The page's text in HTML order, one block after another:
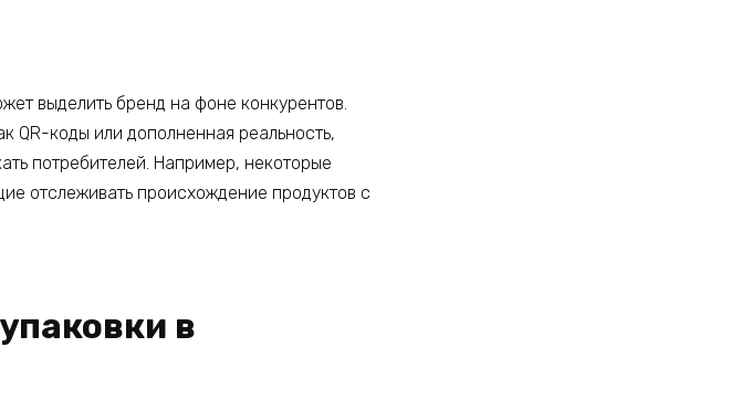
выделить бренд на фоне конкурентов.
QR-коды или дополненная реальность,
потребителей. Например, некоторые
отслеживать происхождение продуктов с
в